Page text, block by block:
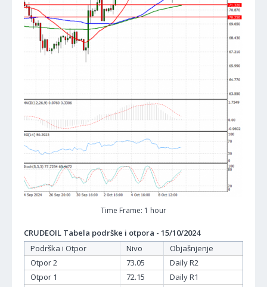
Time Frame: 1 hour
CRUDEOIL Tabela podrške i otpora - 15/10/2024
Podrška i Otpor
Nivo
Objašnjenje
Otpor 2
73.05
Daily R2
Otpor 1
72.15
Daily R1